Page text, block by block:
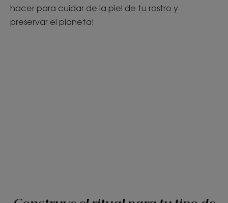
hacer para cuidar de la piel de tu rostro y
preservar el planeta!